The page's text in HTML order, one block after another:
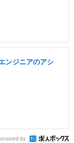
ンジニアのアシ
by